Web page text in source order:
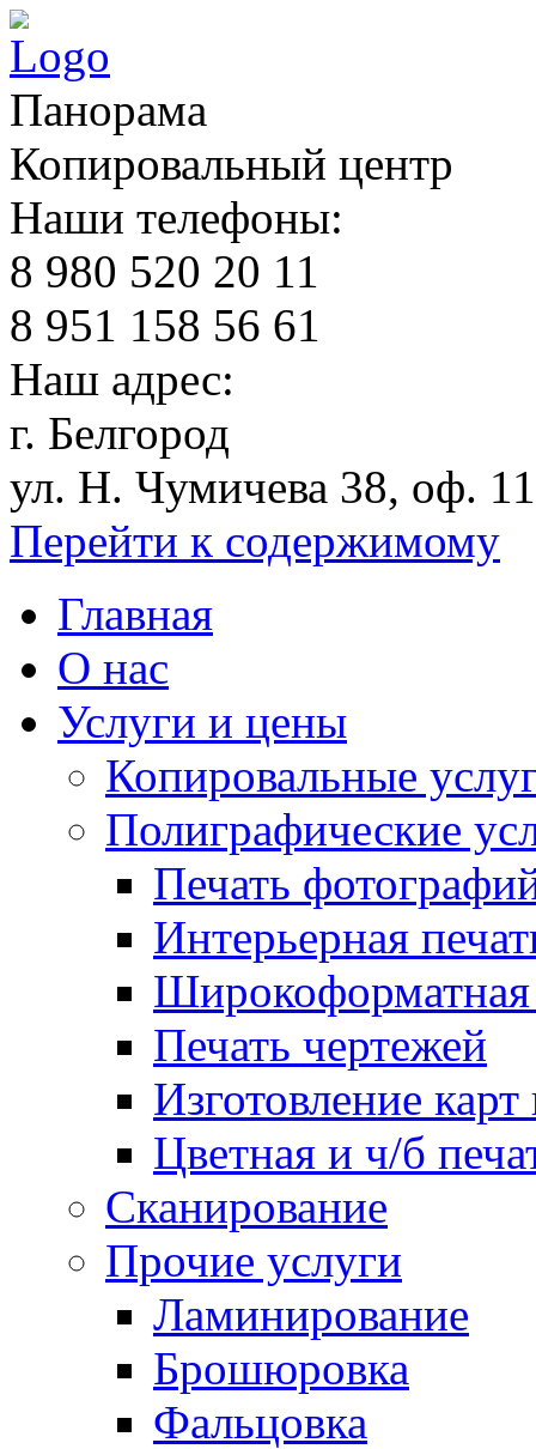
Панорама
Копировальный центр
Наши телефоны:
8 980 520 20 11
8 951 158 56 61
Наш aдрес:
г. Белгород
ул. Н. Чумичева 38, оф.
Перейти к содержимому
Главная
О нас
Услуги и цены
Копировальные
Полиграфические
Печать
Интерьерная
Широкоформатная
Печать чертежей
Изготовление карт
Цветная и ч/б
Сканирование
Прочие услуги
Ламинирование
Брошюровка
Фальцовка